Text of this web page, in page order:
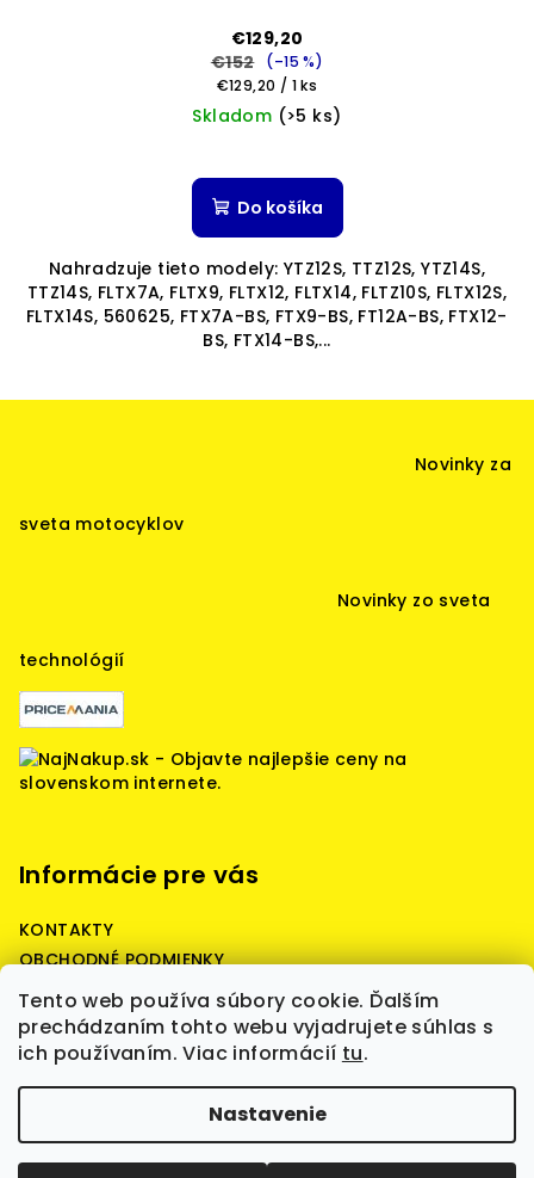
Tento web používa súbory cookie. Ďalším
prechádzaním tohto webu vyjadrujete súhlas s
ich používaním. Viac informácií tu.
Nastavenie
€129,20
€152
(–15 %)
Jednotková
cena:
€129,20 / 1 ks
Skladom (>5 ks)
hodnotenie
produktu
z
5
hviezdičiek.
Do košíka
Nahradzuje tieto modely: YTZ12S, TTZ12S, YTZ14S,
TTZ14S, FLTX7A, FLTX9, FLTX12, FLTX14, FLTZ10S, FLTX12S,
FLTX14S, 560625, FTX7A-BS, FTX9-BS, FT12A-BS, FTX12-
BS, FTX14-BS,...
Novinky za
sveta motocyklov
Novinky zo sveta
technológií
Informácie pre vás
KONTAKTY
OBCHODNÉ PODMIENKY
Reklamačné podmienky
Podmienky ochrany osobných údajov
Copyright 2026Battery Predaj - battery quality,
štartovacie, prístrojové, záložné batérie,
skladom, kvalita a spoľahlivosť.. Všetky práva
vyhradené.Upraviť nastavenie cookies